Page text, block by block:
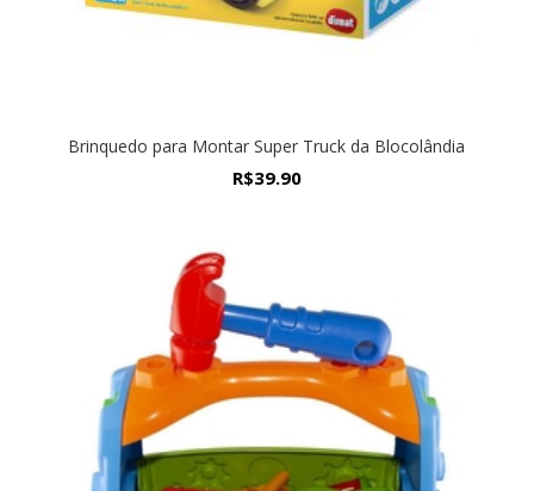
Brinquedo para Montar Super Truck da Blocolândia
R$39.90